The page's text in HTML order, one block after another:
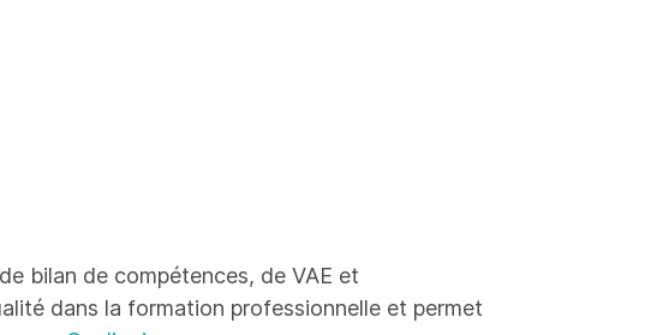
bilan de compétences, de VAE et
dans la formation professionnelle et permet